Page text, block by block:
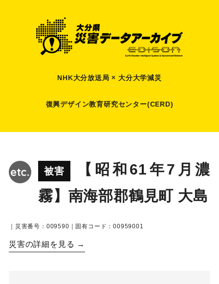
NHK大分放送局 × 大分大学減災
復興デザイン教育研究センター(CERD)
被害
【昭和61年7月濃
霧】南海部郡鶴見町 大島
｜災害番号：009590｜固有コード：00959001
災害の詳細を見る →